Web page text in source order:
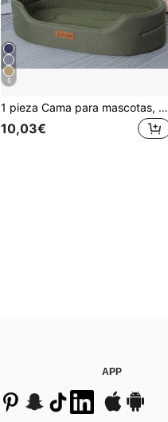
5
1 pieza Cama para mascotas, desmontable y lavable, adecuada para todas las estaciones, diseño semi-cerrado, apta para perros pequeños/grandes
10,03€
APP